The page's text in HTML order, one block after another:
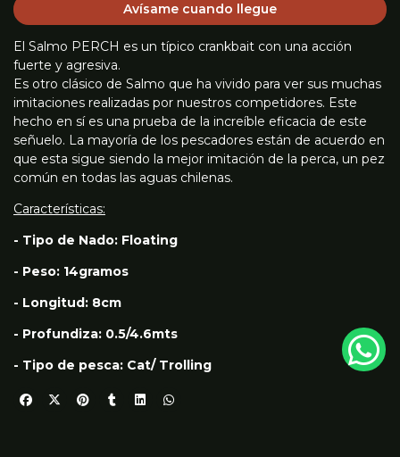
Avísame cuando llegue
El Salmo PERCH es un típico crankbait con una acción
fuerte y agresiva.
Es otro clásico de Salmo que ha vivido para ver sus muchas
imitaciones realizadas por nuestros competidores. Este
hecho en sí es una prueba de la increíble eficacia de este
señuelo. La mayoría de los pescadores están de acuerdo en
que esta sigue siendo la mejor imitación de la perca, un pez
común en todas las aguas chilenas.
Características:
- Tipo de Nado: Floating
- Peso: 14gramos
- Longitud: 8cm
- Profundiza: 0.5/4.6mts
- Tipo de pesca: Cat/ Trolling